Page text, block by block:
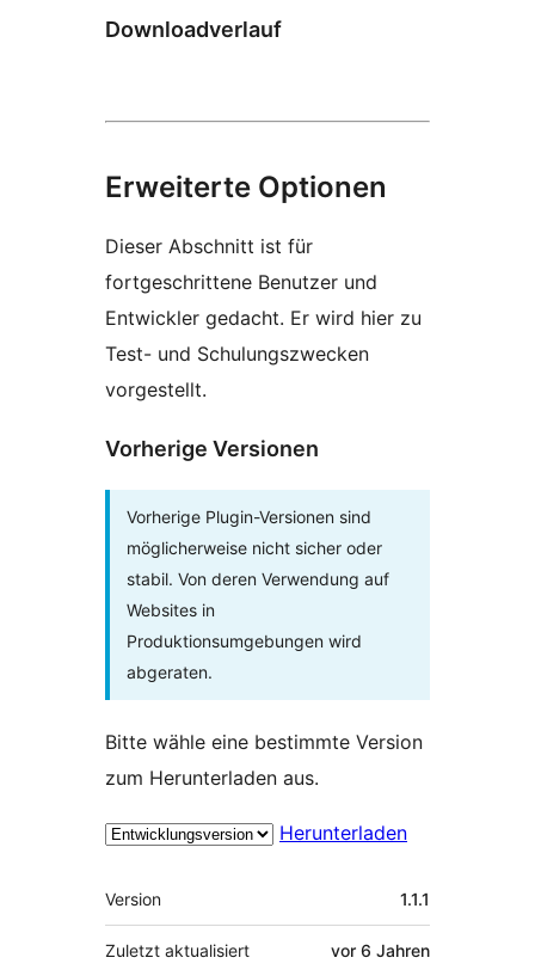
Downloadverlauf
Erweiterte Optionen
Dieser Abschnitt ist für
fortgeschrittene Benutzer und
Entwickler gedacht. Er wird hier zu
Test- und Schulungszwecken
vorgestellt.
Vorherige Versionen
Vorherige Plugin-Versionen sind
möglicherweise nicht sicher oder
stabil. Von deren Verwendung auf
Websites in
Produktionsumgebungen wird
abgeraten.
Bitte wähle eine bestimmte Version
zum Herunterladen aus.
Herunterladen
Meta
Version 1.1.1
Zuletzt aktualisiert vor 6 Jahren